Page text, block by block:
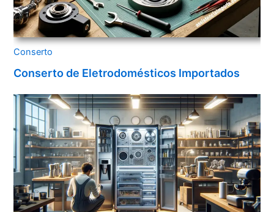
Conserto
Conserto de Eletrodomésticos Importados